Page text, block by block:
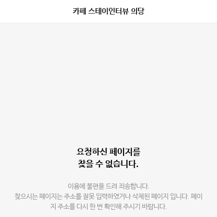
카페 스테이인터뷰 의당
요청하신 페이지를
찾을 수 없습니다.
이용에 불편을 드려 죄송합니다.
찾으시는 페이지는 주소를 잘못 입력하였거나 삭제된 페이지 입니다. 페이
지 주소를 다시 한 번 확인해 주시기 바랍니다.